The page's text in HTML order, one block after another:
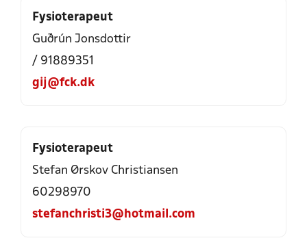
Fysioterapeut
Guðrún Jonsdottir
/ 91889351
gij@fck.dk
Fysioterapeut
Stefan Ørskov Christiansen
60298970
stefanchristi3@hotmail.com